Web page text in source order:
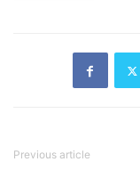
Previous article